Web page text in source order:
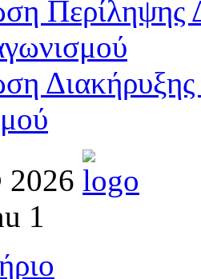
Περίληψης
1